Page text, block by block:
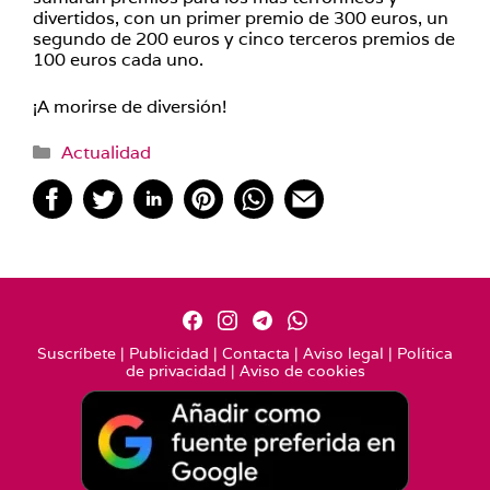
divertidos, con un primer premio de 300 euros, un
segundo de 200 euros y cinco terceros premios de
100 euros cada uno.
¡A morirse de diversión!
Categorías
Actualidad
Suscríbete | Publicidad | Contacta | Aviso legal | Política
de privacidad | Aviso de cookies